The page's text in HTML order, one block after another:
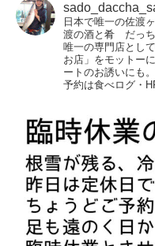
日本で唯一の佐渡
渡の酒と肴 だっち
唯一の専門店とし
お店」をモットー
ートのお誘いにも
予約は食べログ・